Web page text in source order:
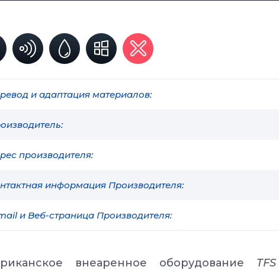
и адаптация материалов:
производителя:
информация Производителя:
и Веб-страница Производителя:
внеаренное оборудование